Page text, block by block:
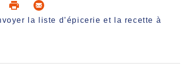
new window)
in new window)
(opens in new window)
Print (opens in same window)
Email (opens in new window)
la liste d’épicerie et la recette à